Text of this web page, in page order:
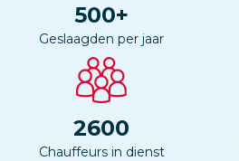
500+
Geslaagden per jaar
2600
Chauffeurs in dienst